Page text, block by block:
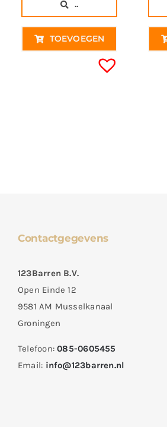
..
TOEVOEGEN
Contactgegevens
123Barren B.V.
Open Einde 12
9581 AM Musselkanaal
Groningen
Telefoon:085-0605455
Email: info@123barren.nl